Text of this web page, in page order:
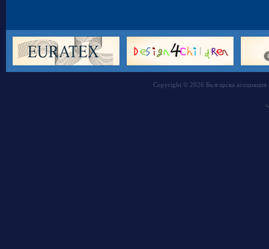
Copyright © 2026 Българска асоциация